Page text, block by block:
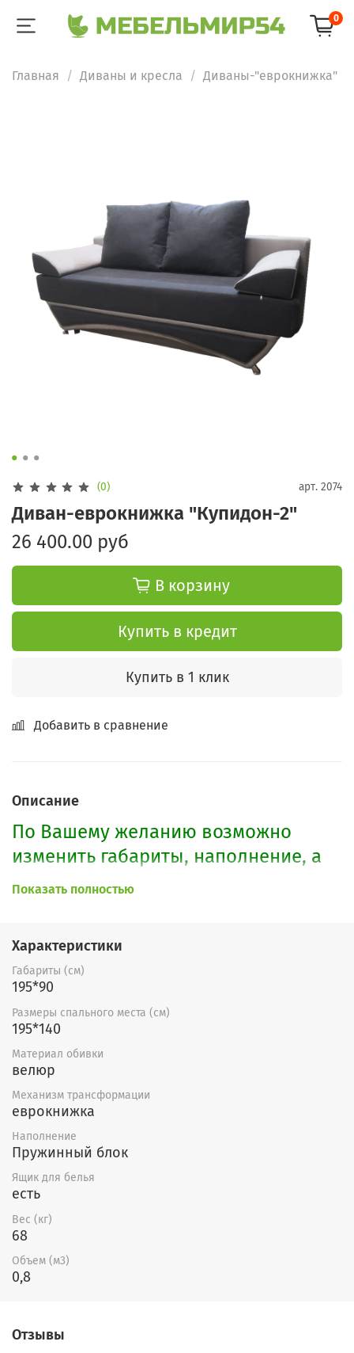
0
Главная Диваны и кресла Диваны-"еврокнижка"
(0) арт. 2074
Диван-еврокнижка "Купидон-2"
26 400.00 руб
В корзину
Купить в кредит
Купить в 1 клик
Добавить в сравнение
Описание
По Вашему желанию возможно
изменить габариты, наполнение, а
также расцветку. Образцы можно
Показать полностью
Характеристики
Габариты (см)
195*90
Размеры спального места (см)
195*140
Материал обивки
велюр
Механизм трансформации
еврокнижка
Наполнение
Пружинный блок
Ящик для белья
есть
Вес (кг)
68
Объем (м3)
0,8
Отзывы